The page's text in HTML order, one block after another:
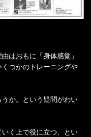
はおもに「身体感覚」
つかのトレーニングや
か。という疑問がわい
く上で役に立つ、とい